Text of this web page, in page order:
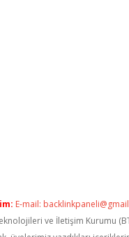
E-mail:
ve İletişim